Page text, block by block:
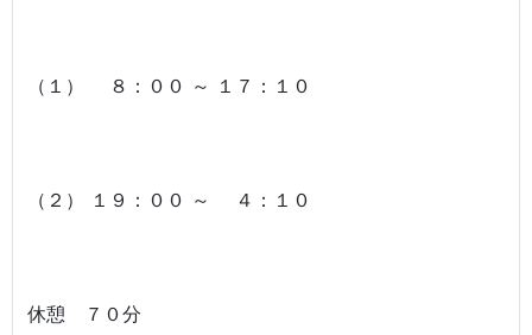
（１） ８：００ ～ １７：１０
（２） １９：００ ～ ４：１０
休憩 ７０分